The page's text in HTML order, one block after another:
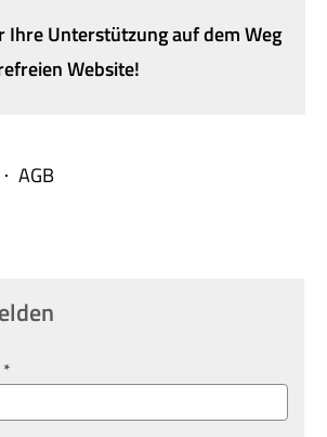
Ihre Unterstützung auf dem Weg
Website!
AGB